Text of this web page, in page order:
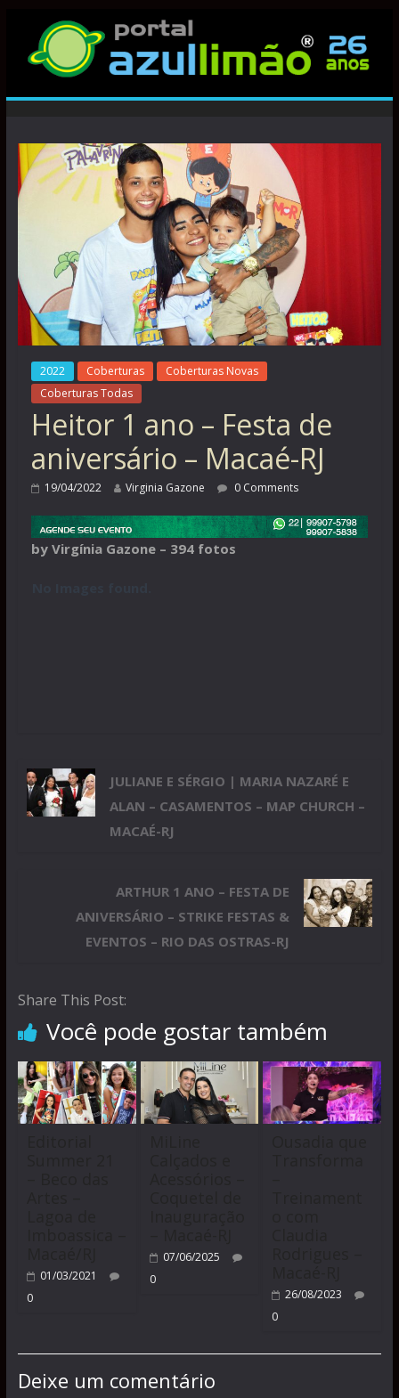
2022 Coberturas
Coberturas Novas
Coberturas Todas
Heitor 1 ano – Festa de
aniversário – Macaé-RJ
19/04/2022 Virginia Gazone 0 Comments
by Virgínia Gazone – 394 fotos
JULIANE E SÉRGIO | MARIA NAZARÉ E
ALAN – CASAMENTOS – MAP CHURCH –
MACAÉ-RJ
ARTHUR 1 ANO – FESTA DE
ANIVERSÁRIO – STRIKE FESTAS &
EVENTOS – RIO DAS OSTRAS-RJ
Share This Post:
Você pode gostar também
01/03/2021
0
07/06/2025
0
26/08/2023
0
Deixe um comentário